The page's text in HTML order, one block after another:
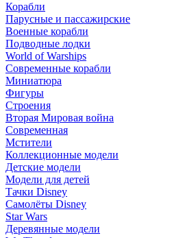
Корабли
Парусные и пассажирские
Военные корабли
Подводные лодки
World of Warships
Современные корабли
Миниатюра
Фигуры
Строения
Вторая Мировая война
Современная
Мстители
Коллекционные модели
Детские модели
Модели для детей
Тачки Disney
Самолёты Disney
Star Wars
Деревянные модели